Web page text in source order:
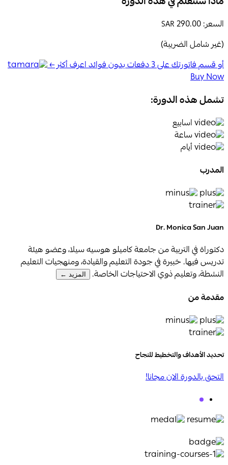
السعر: SAR 290.00
(غير شامل الضريبة)
أو قسم فاتورتك على 3 دفعات بدون فوائد اعرف أكثر ←
Buy Now
تشمل هذه الدورة:
اسابيع
ساعة
أيام
المدرب
Dr. Monica San Juan
دكتوراة في التربية من جامعة كاميلو هوسيه سيلا، وعضو هيئة
تدريس فيها. خبيرة في جودة التعليم والقيادة، ومنهجيات التعليم
النشطة، وتعليم ذوي الاحتياجات الخاصة.
المزيد ←
مقدمة من
تحديد الأهداف والتخطيط للنجاح
التحق بالدورة الان مجانا!